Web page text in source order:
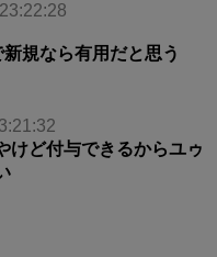
規なら有用だと思う
けど付与できるからユゥ